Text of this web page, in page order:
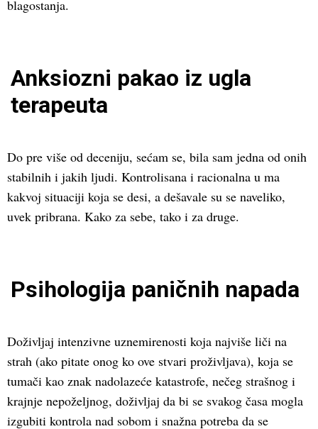
blagostanja.
Anksiozni pakao iz ugla
terapeuta
Do pre više od deceniju, sećam se, bila sam jedna od onih
stabilnih i jakih ljudi. Kontrolisana i racionalna u ma
kakvoj situaciji koja se desi, a dešavale su se naveliko,
uvek pribrana. Kako za sebe, tako i za druge.
Psihologija paničnih napada
Doživljaj intenzivne uznemirenosti koja najviše liči na
strah (ako pitate onog ko ove stvari proživljava), koja se
tumači kao znak nadolazeće katastrofe, nečeg strašnog i
krajnje nepoželjnog, doživljaj da bi se svakog časa mogla
izgubiti kontrola nad sobom i snažna potreba da se